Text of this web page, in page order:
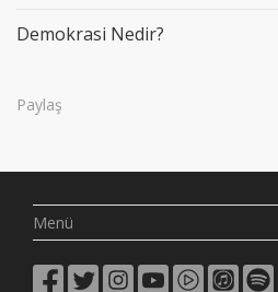
Demokrasi Nedir?
Paylaş
Menü